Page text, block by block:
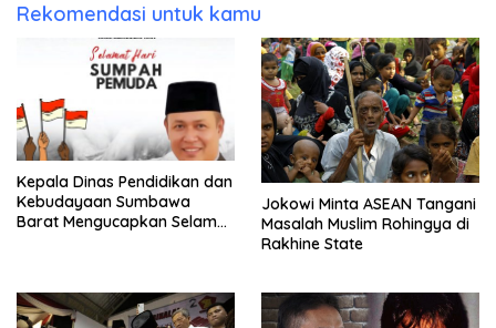
Rekomendasi untuk kamu
Kepala Dinas Pendidikan dan
Kebudayaan Sumbawa
Barat Mengucapkan Selamat
Jokowi Minta ASEAN Tangani
Masalah Muslim Rohingya di
Rakhine State